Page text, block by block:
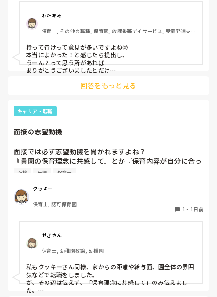
･座れない、じっとできない
･自傷行為があるため、泣き始めたら先生1人近くにいるため
先生1人取られる
･1度泣いたら抱っこしないと落ち着かないため抱っこするし
かない。
･部屋の中も外もずっと走り回っている。
･ずっと動き回っているため、おもちゃが多分人が持ってい
ル。
･言葉通じてない？目線合わない。怒られていると理解して
いない。
･ずっと喋っている。
Eくん
･じっとできない。1秒も座れない。
･部屋の中、ずっと走り回っている。外は砂場とかで遊ぶこ
･人のものが良く見え、人のものをとる。
･切り替えできない。「今なんの時間？」と聞くと「トイレ
の時間」「お部屋に入る時間」などわかっているが行動に移
せず、すぐちがう行動をとる。
･言葉は通じているが、怒られているというのは理解してい
ない。目線合わない。
･ずっと喋っている。
でしょうか？
わたあめ
保育士, その他の職種, 保育園, 放課後等デイサービス, 児童発達支援
持って行けって意見が多いですよね🥺
本当によかった！と感じたら提出し、
うーん？って思う所があれば
ありがとうございましたとだけ
回答をもっと見る
キャリア・転職
面接の志望動機
面接では必ず志望動機を聞かれますよね？
『貴園の保育理念に共感して』とか『保育内容が自分に合っ
てると思いました』等々が多いかと思いますが、実際はどう
私自身、園の雰囲気とか園の規模、保育内容は勘案しますが
正直なところ、家から通いやすいか、給与はどうか…という
ところに重きを置いています
皆さんは、志望動機をどのように答えていますか？また、本
音はどうですか？
面接 転職 保育士
クッキー
保育士, 認可保育園
1 ・ 1日前
せきさん
保育士, 幼稚園教諭, 幼稚園
私もクッキーさん同様、家からの距離や給与面、園全体の雰囲
気などで転職をしました。
が、その辺は伝えず、「保育理念に共感して」のみ伝えまし
た。